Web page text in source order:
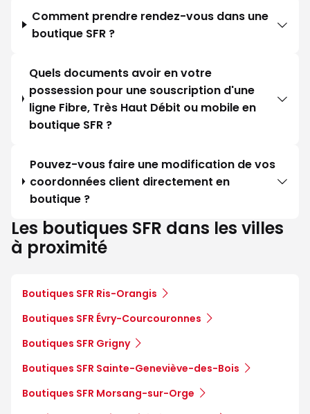
Comment prendre rendez-vous dans une
boutique SFR ?
Quels documents avoir en votre
possession pour une souscription d'une
ligne Fibre, Très Haut Débit ou mobile en
boutique SFR ?
Pouvez-vous faire une modification de vos
coordonnées client directement en
boutique ?
Les boutiques SFR dans les villes
à proximité
Boutiques SFR Ris-Orangis
Boutiques SFR Évry-Courcouronnes
Boutiques SFR Grigny
Boutiques SFR Sainte-Geneviève-des-Bois
Boutiques SFR Morsang-sur-Orge